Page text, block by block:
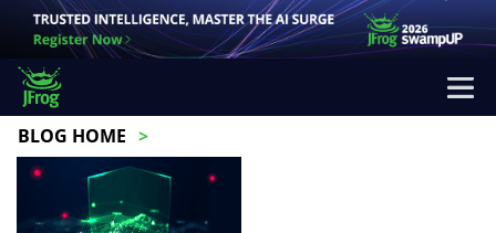
BLOG HOME